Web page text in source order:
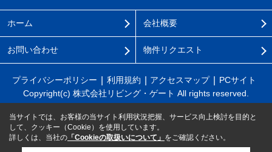
ホーム 会社概要
お問い合わせ 物件リクエスト
プライバシーポリシー 利用規約 アクセスマップ
PCサイト
Copyright(c) 株式会社リビング・ゲート All rights reserved.
当サイトでは、お客様の当サイト利用状況把握、サービス向上検討を目的と
して、クッキー（Cookie）を使用しています。
詳しくは、当社の 「Cookieの取扱いについて」 をご確認ください。